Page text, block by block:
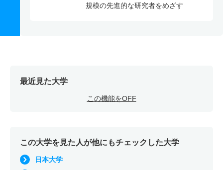
規模の先進的な研究者をめざす
最近見た大学
この機能をOFF
この大学を見た人が他にもチェックした大学
日本大学